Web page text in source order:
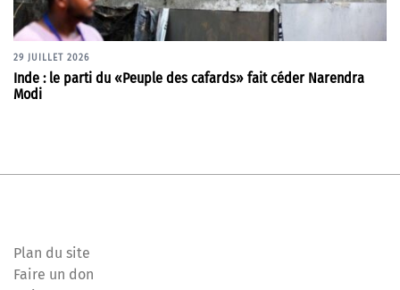
29 JUILLET 2026
Inde : le parti du «Peuple des cafards» fait céder Narendra
Modi
Plan du site
Faire un don